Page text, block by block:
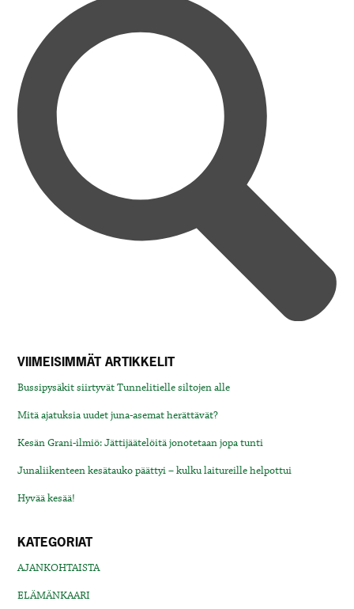
VIIMEISIMMÄT ARTIKKELIT
Bussipysäkit siirtyvät Tunnelitielle siltojen alle
Mitä ajatuksia uudet juna-asemat herättävät?
Kesän Grani-ilmiö: Jättijäätelöitä jonotetaan jopa tunti
Junaliikenteen kesätauko päättyi – kulku laitureille helpottui
Hyvää kesää!
KATEGORIAT
AJANKOHTAISTA
ELÄMÄNKAARI